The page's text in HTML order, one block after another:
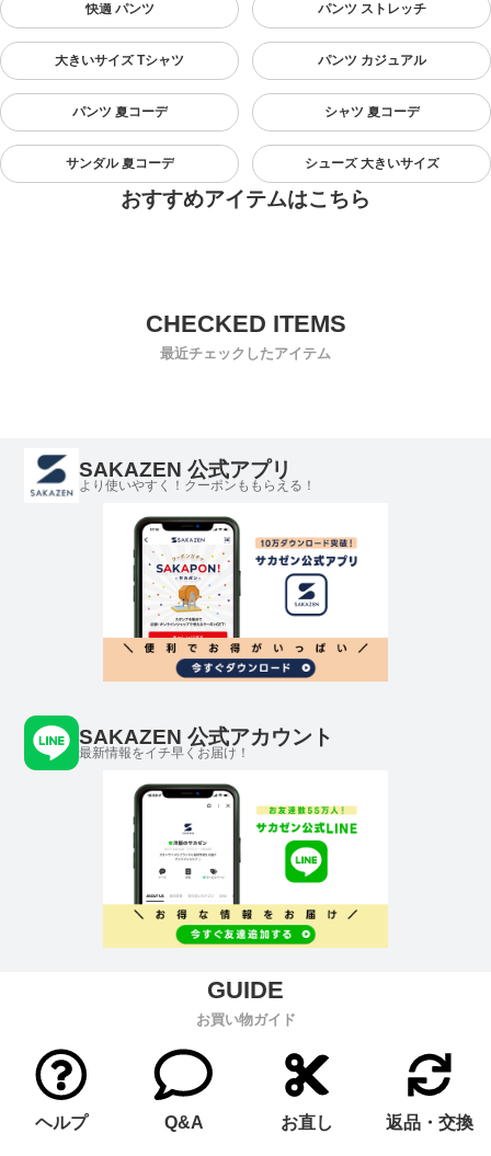
快適 パンツ パンツ ストレッチ
大きいサイズ Tシャツ パンツ カジュアル
パンツ 夏コーデ シャツ 夏コーデ
サンダル 夏コーデ シューズ 大きいサイズ
おすすめアイテムはこちら
最近チェックしたアイテム
SAKAZEN 公式アプリ
より使いやすく！クーポンももらえる！
SAKAZEN 公式アカウント
最新情報をイチ早くお届け！
お買い物ガイド
ヘルプ Q&A お直し 返品・交換